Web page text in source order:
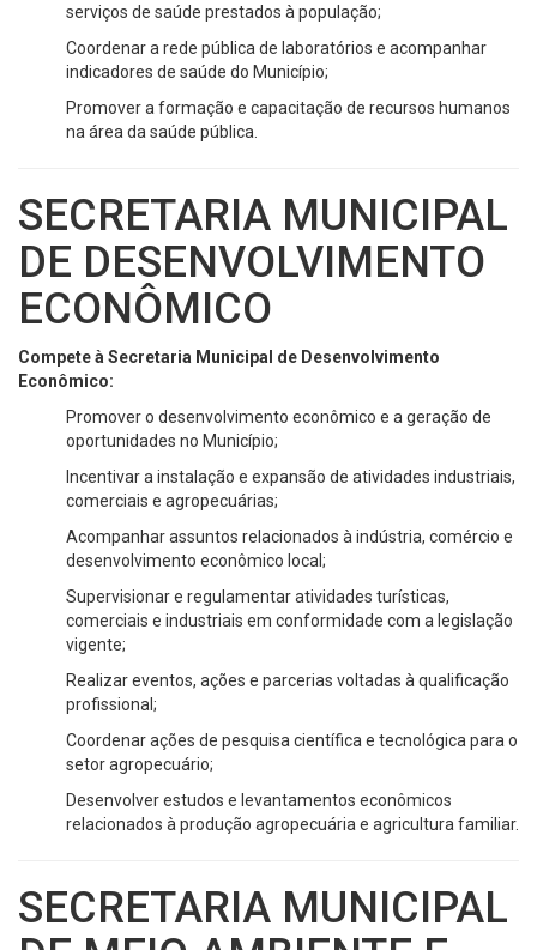
serviços de saúde prestados à população;
Coordenar a rede pública de laboratórios e acompanhar
indicadores de saúde do Município;
Promover a formação e capacitação de recursos humanos
na área da saúde pública.
SECRETARIA MUNICIPAL
DE DESENVOLVIMENTO
ECONÔMICO
Compete à Secretaria Municipal de Desenvolvimento
Econômico:
Promover o desenvolvimento econômico e a geração de
oportunidades no Município;
Incentivar a instalação e expansão de atividades industriais,
comerciais e agropecuárias;
Acompanhar assuntos relacionados à indústria, comércio e
desenvolvimento econômico local;
Supervisionar e regulamentar atividades turísticas,
comerciais e industriais em conformidade com a legislação
vigente;
Realizar eventos, ações e parcerias voltadas à qualificação
profissional;
Coordenar ações de pesquisa científica e tecnológica para o
setor agropecuário;
Desenvolver estudos e levantamentos econômicos
relacionados à produção agropecuária e agricultura familiar.
SECRETARIA MUNICIPAL